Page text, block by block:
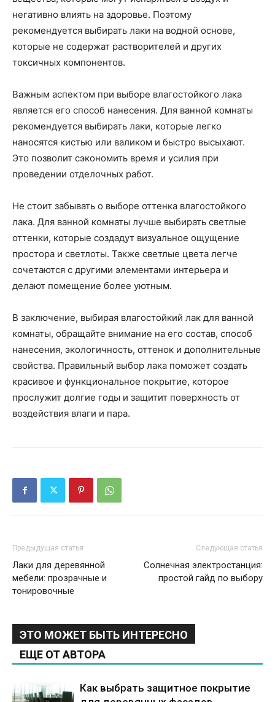
негативно влиять на здоровье. Поэтому
рекомендуется выбирать лаки на водной основе,
которые не содержат растворителей и других
токсичных компонентов.
Важным аспектом при выборе влагостойкого лака
является его способ нанесения. Для ванной комнаты
рекомендуется выбирать лаки, которые легко
наносятся кистью или валиком и быстро высыхают.
Это позволит сэкономить время и усилия при
проведении отделочных работ.
Не стоит забывать о выборе оттенка влагостойкого
лака. Для ванной комнаты лучше выбирать светлые
оттенки, которые создадут визуальное ощущение
простора и светлоты. Также светлые цвета легче
сочетаются с другими элементами интерьера и
делают помещение более уютным.
В заключение, выбирая влагостойкий лак для ванной
комнаты, обращайте внимание на его состав, способ
нанесения, экологичность, оттенок и дополнительные
свойства. Правильный выбор лака поможет создать
красивое и функциональное покрытие, которое
прослужит долгие годы и защитит поверхность от
воздействия влаги и пара.
Предыдущая статья
Лаки для деревянной
мебели: прозрачные и
тонировочные
Следующая статья
Солнечная электростанция:
простой гайд по выбору
ЭТО МОЖЕТ БЫТЬ ИНТЕРЕСНО
ЕЩЕ ОТ АВТОРА
Как выбрать защитное покрытие